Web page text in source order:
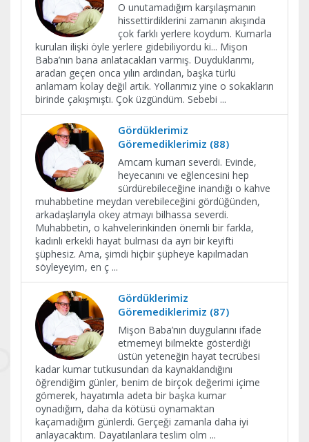
O unutamadığım karşılaşmanın
hissettirdiklerini zamanın akışında
çok farklı yerlere koydum. Kumarla
kurulan ilişki öyle yerlere gidebiliyordu ki... Mişon
Baba’nın bana anlatacakları varmış. Duyduklarımı,
aradan geçen onca yılın ardından, başka türlü
anlamam kolay değil artık. Yollarımız yine o sokakların
birinde çakışmıştı. Çok üzgündüm. Sebebi ...
Gördüklerimiz
Göremediklerimiz (88)
Amcam kumarı severdi. Evinde,
heyecanını ve eğlencesini hep
sürdürebileceğine inandığı o kahve
muhabbetine meydan verebileceğini gördüğünden,
arkadaşlarıyla okey atmayı bilhassa severdi.
Muhabbetin, o kahvelerinkinden önemli bir farkla,
kadınlı erkekli hayat bulması da ayrı bir keyifti
şüphesiz. Ama, şimdi hiçbir şüpheye kapılmadan
söyleyeyim, en ç ...
Gördüklerimiz
Göremediklerimiz (87)
Mişon Baba’nın duygularını ifade
etmemeyi bilmekte gösterdiği
üstün yeteneğin hayat tecrübesi
kadar kumar tutkusundan da kaynaklandığını
öğrendiğim günler, benim de birçok değerimi içime
gömerek, hayatımla adeta bir başka kumar
oynadığım, daha da kötüsü oynamaktan
kaçamadığım günlerdi. Gerçeği zamanla daha iyi
anlayacaktım. Dayatılanlara teslim olm ...